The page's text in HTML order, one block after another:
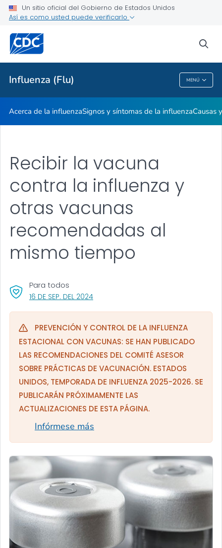
Un sitio oficial del Gobierno de Estados Unidos
Así es como usted puede verificarlo
Influenza (Flu) MENÚ
Influenza: qué hacer si se enferma
Temas relacionados
Influenza (Flu)
Acerca de la influenzaSignos y síntomas de la influenzaCausas
Recibir la vacuna
contra la influenza y
otras vacunas
recomendadas al
mismo tiempo
16 DE SEP. DEL 2024, VISIT LINK FOR DETAILS.
Para todos
PREVENCIÓN Y CONTROL DE LA INFLUENZA
ESTACIONAL CON VACUNAS: SE HAN PUBLICADO
LAS RECOMENDACIONES DEL COMITÉ ASESOR
SOBRE PRÁCTICAS DE VACUNACIÓN. ESTADOS
UNIDOS, TEMPORADA DE INFLUENZA 2025-2026. SE
PUBLICARÁN PRÓXIMAMENTE LAS
ACTUALIZACIONES DE ESTA PÁGINA.
Infórmese más